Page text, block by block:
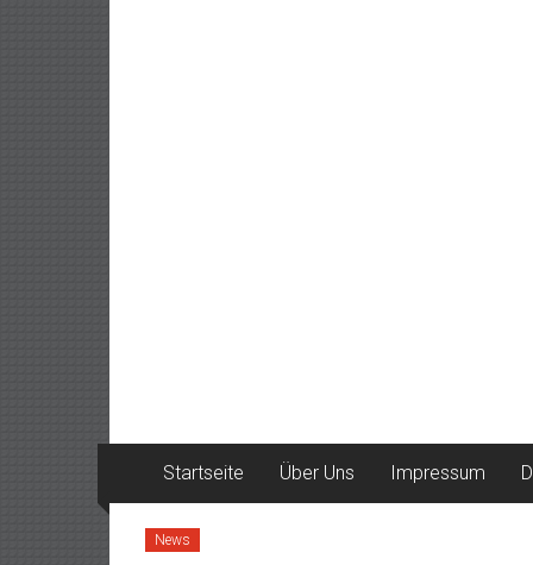
Startseite Über Uns Impressum
News